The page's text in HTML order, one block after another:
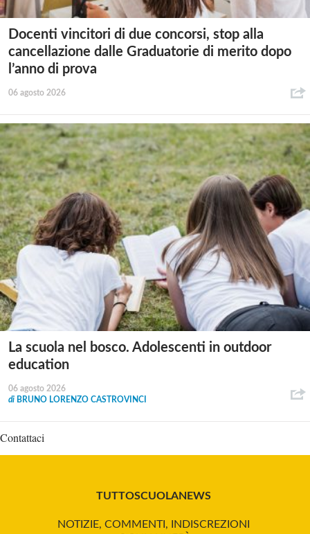
Docenti vincitori di due concorsi, stop alla
cancellazione dalle Graduatorie di merito dopo
l’anno di prova
06 agosto 2026
La scuola nel bosco. Adolescenti in outdoor
education
06 agosto 2026
di BRUNO LORENZO CASTROVINCI
Contattaci
TUTTOSCUOLANEWS
NOTIZIE, COMMENTI, INDISCREZIONI